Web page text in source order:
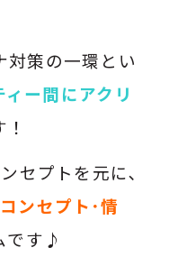
対策の一環とい
ー間にアクリ
セプトを元に､
コンセプト･情
です♪